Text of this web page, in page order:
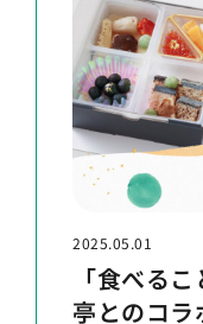
2025.05.01
「食べる
亭とのコ